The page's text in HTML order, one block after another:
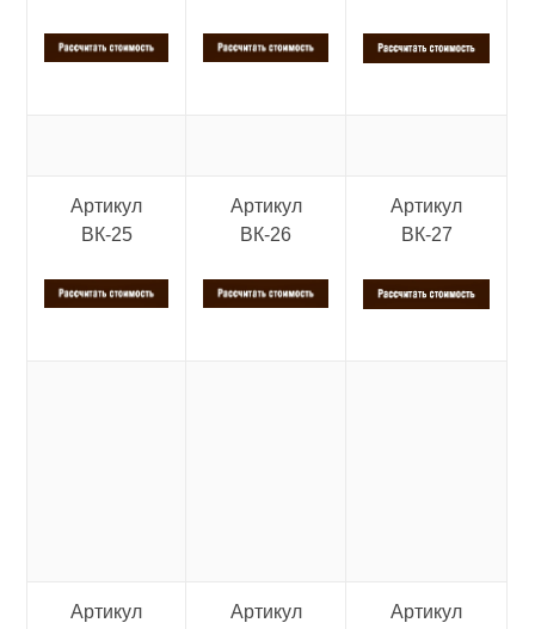
Артикул
ВК-25
Артикул
ВК-26
Артикул
ВК-27
Артикул
Артикул
Артикул